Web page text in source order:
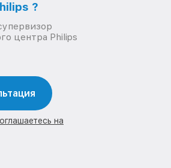
?
центра Philips
на